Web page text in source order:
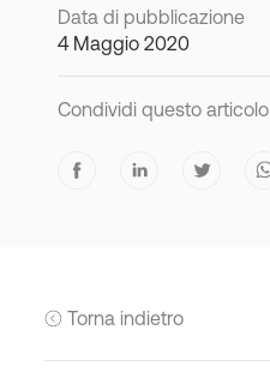
Data di pubblicazione
4 Maggio 2020
Condividi questo articolo
Torna indietro